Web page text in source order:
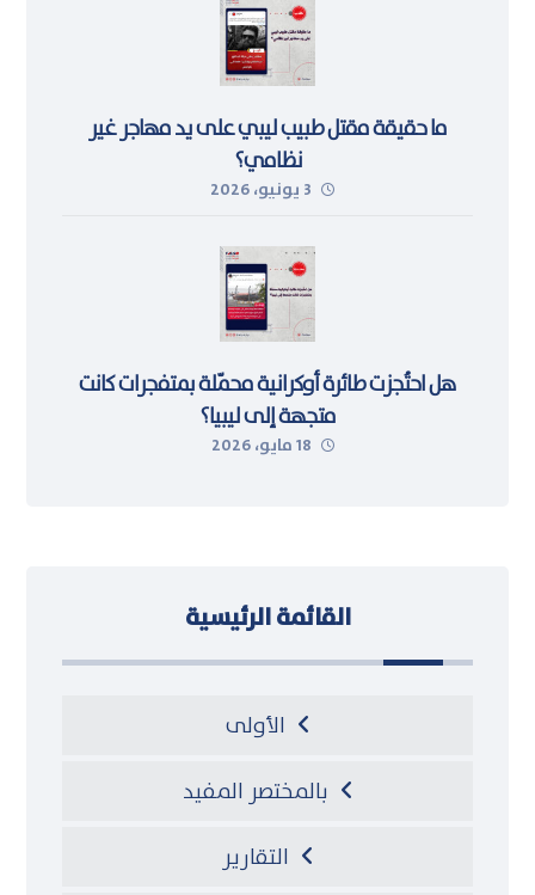
ما حقيقة مقتل طبيب ليبي على يد مهاجر غير
نظامي؟
3 يونيو، 2026
هل احتُجزت طائرة أوكرانية محمّلة بمتفجرات كانت
متجهة إلى ليبيا؟
18 مايو، 2026
القائمة الرئيسية
الأولى
بالمختصر المفيد
التقارير